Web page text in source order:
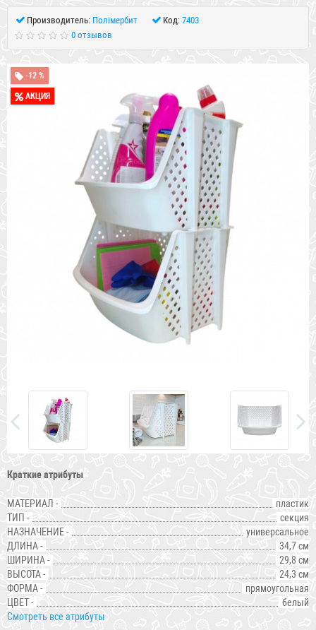
Производитель: Полімербит Код: 7403
0 отзывов
-12 %
АКЦИЯ
Краткие атрибуты
МАТЕРИАЛ -
пластик
ТИП -
секция
НАЗНАЧЕНИЕ -
универсальное
ДЛИНА -
34,7 см
ШИРИНА -
29,8 см
ВЫСОТА -
24,3 см
ФОРМА -
прямоугольная
ЦВЕТ -
белый
Смотреть все атрибуты